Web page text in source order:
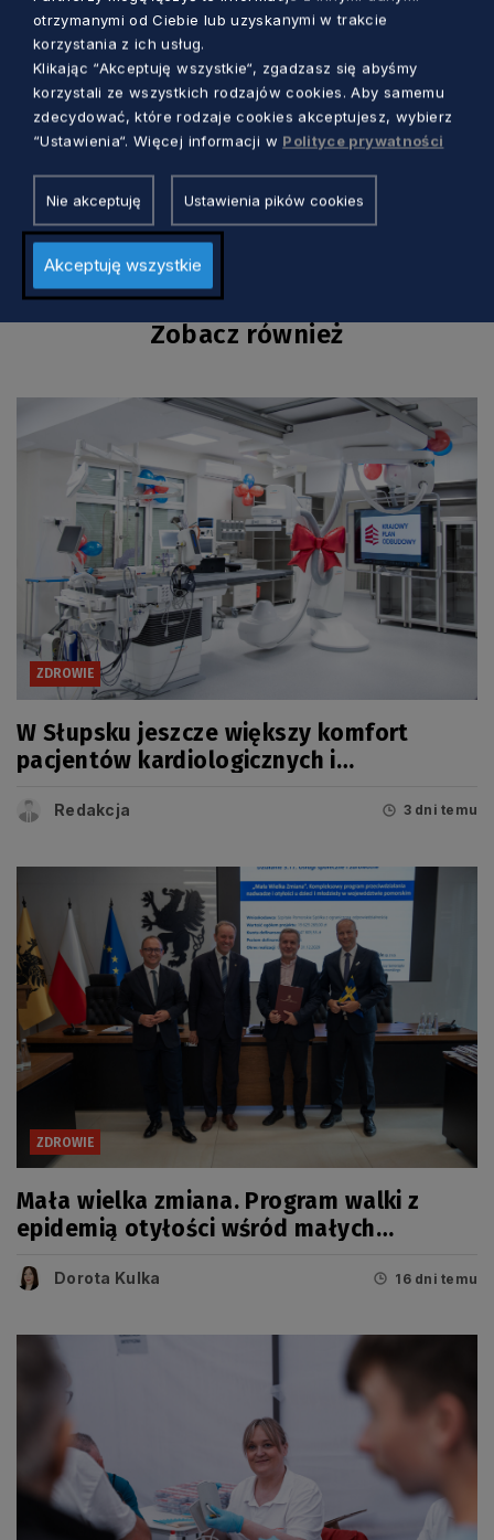
Pielęgniarek (ICN) na kongresie w Meksyku w
1973 r. Tego też dnia przypada rocznica urodzin
Florence Nightingale, prekursorki
nowoczesnego pielęgniarstwa. Natomiast
Dzień Położnej w Polsce przypada 8 maja w
dniu urodzin wybitnej położnej Stanisławy
Leszczyńskiej.
Zobacz również
ZDROWIE
W Słupsku jeszcze większy komfort
pacjentów kardiologicznych i
Redakcja 3 dni temu
ZDROWIE
Mała wielka zmiana. Program walki z
epidemią otyłości wśród małych
Dorota Kulka 16 dni temu
otrzymanymi od Ciebie lub uzyskanymi w trakcie
korzystania z ich usług.
Klikając “Akceptuję wszystkie“, zgadzasz się abyśmy
korzystali ze wszystkich rodzajów cookies. Aby samemu
zdecydować, które rodzaje cookies akceptujesz, wybierz
“Ustawienia“. Więcej informacji w Polityce prywatności
Nie akceptuję Ustawienia pików cookies
Akceptuję wszystkie